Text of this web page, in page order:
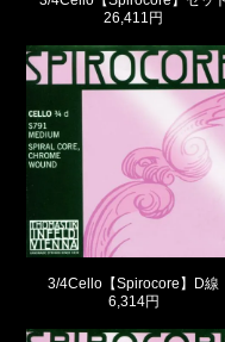
26,411円
3/4Cello【Spirocore】D線
6,314円